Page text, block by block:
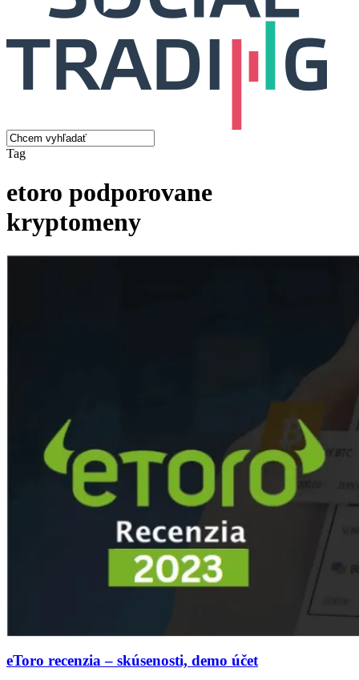
search
Menu
Close
Tag
etoro podporovane
kryptomeny
eToro recenzia – skúsenosti, demo účet